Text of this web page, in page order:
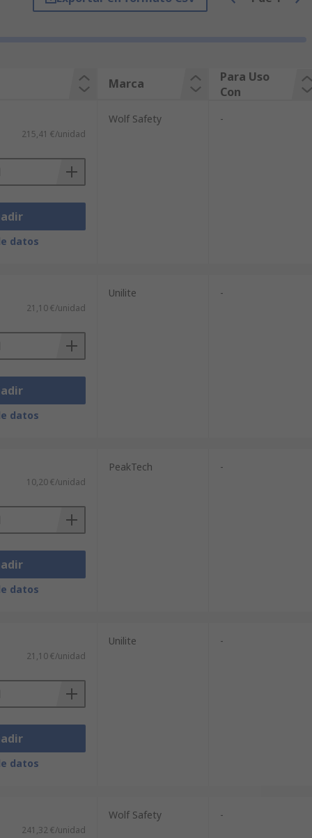
Marca
Para Uso
Con
215,41 €/unidad
datos
Wolf Safety -
21,10 €/unidad
datos
Unilite -
10,20 €/unidad
datos
PeakTech -
21,10 €/unidad
datos
Unilite -
241,32 €/unidad
Wolf Safety -